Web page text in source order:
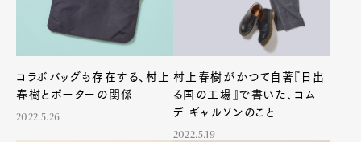
コラボバッグも存在する、村上
春樹とポーターの関係
2022.5.26
村上春樹がかつて自著『日出
る国の工場』で書いた、コム
デ ギャルソンのこと
2022.5.19